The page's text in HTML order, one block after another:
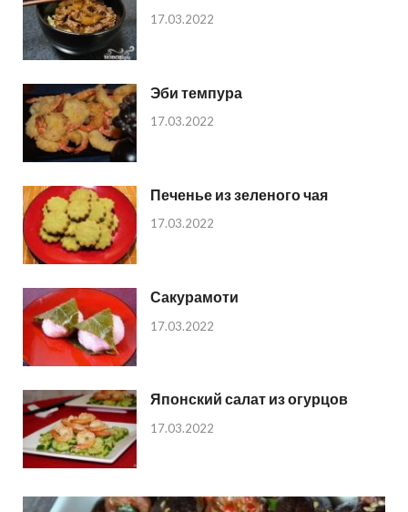
17.03.2022
Эби темпура
17.03.2022
Печенье из зеленого чая
17.03.2022
Сакурамоти
17.03.2022
Японский салат из огурцов
17.03.2022